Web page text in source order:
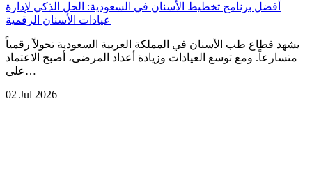
أفضل برنامج تخطيط الأسنان في السعودية: الحل الذكي لإدارة
عيادات الأسنان الرقمية
يشهد قطاع طب الأسنان في المملكة العربية السعودية تحولاً رقمياً
متسارعاً. ومع توسع العيادات وزيادة أعداد المرضى، أصبح الاعتماد
على…
02 Jul 2026